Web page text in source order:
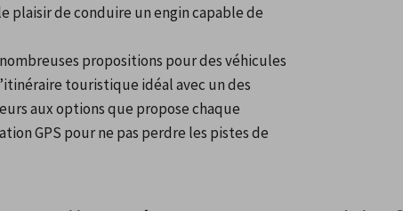
plaisir de conduire un engin capable de
propositions pour des véhicules
touristique idéal avec un des
aux options que propose chaque
GPS pour ne pas perdre les pistes de